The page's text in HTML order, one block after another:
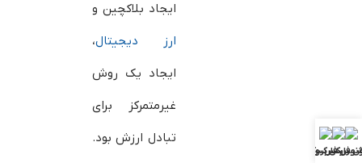
ایجاد بلاکچین و
ارز دیجیتال،
ایجاد یک روش
غیرمتمرکز برای
تبادل ارزش بود.
فارکس
فارکس
بررسی بروکرها